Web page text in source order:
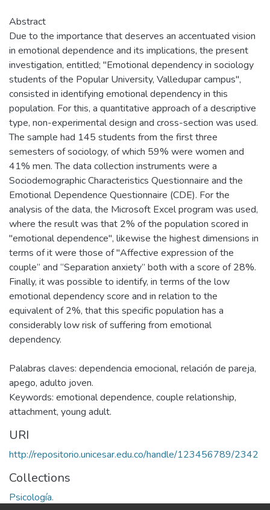
Abstract
Due to the importance that deserves an accentuated vision
in emotional dependence and its implications, the present
investigation, entitled; "Emotional dependency in sociology
students of the Popular University, Valledupar campus",
consisted in identifying emotional dependency in this
population. For this, a quantitative approach of a descriptive
type, non-experimental design and cross-section was used.
The sample had 145 students from the first three
semesters of sociology, of which 59% were women and
41% men. The data collection instruments were a
Sociodemographic Characteristics Questionnaire and the
Emotional Dependence Questionnaire (CDE). For the
analysis of the data, the Microsoft Excel program was used,
where the result was that 2% of the population scored in
"emotional dependence", likewise the highest dimensions in
terms of it were those of "Affective expression of the
couple” and “Separation anxiety” both with a score of 28%.
Finally, it was possible to identify, in terms of the low
emotional dependency score and in relation to the
equivalent of 2%, that this specific population has a
considerably low risk of suffering from emotional
dependency.
Palabras claves: dependencia emocional, relación de pareja,
apego, adulto joven.
Keywords: emotional dependence, couple relationship,
attachment, young adult.
URI
http://repositorio.unicesar.edu.co/handle/123456789/2342
Collections
Psicología.